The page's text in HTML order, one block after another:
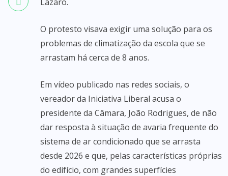
O protesto visava exigir uma solução para os
problemas de climatização da escola que se
arrastam há cerca de 8 anos.
Em vídeo publicado nas redes sociais, o
vereador da Iniciativa Liberal acusa o
presidente da Câmara, João Rodrigues, de não
dar resposta à situação de avaria frequente do
sistema de ar condicionado que se arrasta
desde 2026 e que, pelas características próprias
do edifício, com grandes superfícies